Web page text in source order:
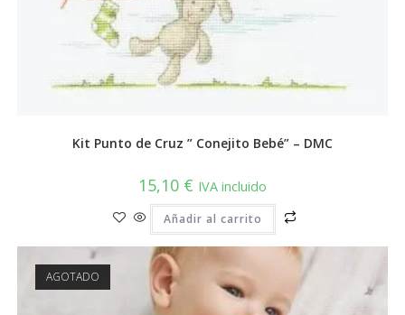
Kit Punto de Cruz ” Conejito Bebé” – DMC
15,10 € IVA incluido
Añadir al carrito
AGOTADO